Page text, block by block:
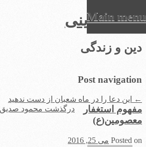
عرفان دینی
دین و زندگی
Main menu
to
content
Post navigation
←
این دعا را در ماه شعبان از دست ندهید
درگذشت محمود
مفهوم استغفار
معصومین(ع)
Posted on می 25, 2016